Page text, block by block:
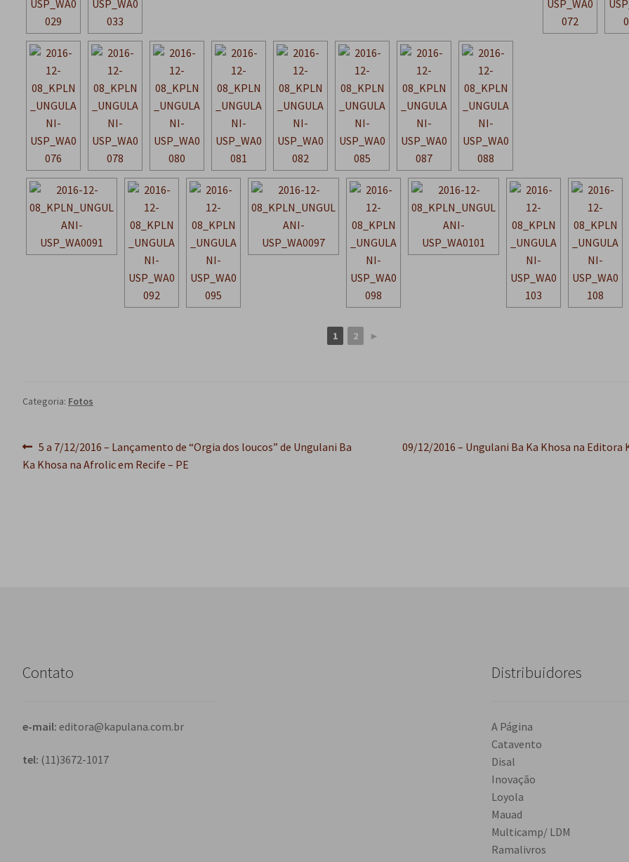
1 2 ►
Categoria: Fotos
Navegação
de
Post
anterior:
5 a 7/12/2016 – Lançamento de “Orgia dos loucos” de Ungulani Ba
Ka Khosa na Afrolic em Recife – PE
Próximo
09/12/2016 – Ungulani Ba Ka Khosa na Editora
Contato
e-mail: editora@kapulana.com.br
tel: (11)3672-1017
Distribuidores
A Página
Catavento
Disal
Inovação
Loyola
Mauad
Multicamp/ LDM
Ramalivros